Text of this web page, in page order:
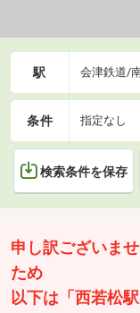
「友だち追加」→「
駅 会津鉄道/
条件 指定なし
検索条件を保存
申し訳ございま
ため
以下は「西若松